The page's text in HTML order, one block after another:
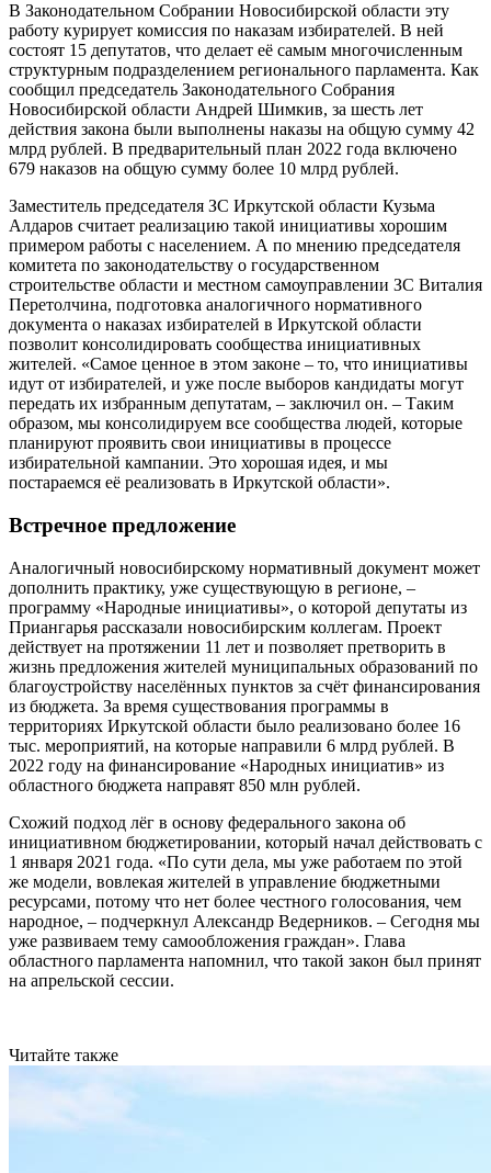
В Законодательном Собрании Новосибирской области эту
работу курирует комиссия по наказам избирателей. В ней
состоят 15 депутатов, что делает её самым многочисленным
структурным подразделением регионального парламента. Как
сообщил председатель Законодательного Собрания
Новосибирской области Андрей Шимкив, за шесть лет
действия закона были выполнены наказы на общую сумму 42
млрд рублей. В предварительный план 2022 года включено
679 наказов на общую сумму более 10 млрд рублей.
Заместитель председателя ЗС Иркутской области Кузьма
Алдаров считает реализацию такой инициативы хорошим
примером работы с населением. А по мнению председателя
комитета по законодательству о государственном
строительстве области и местном самоуправлении ЗС Виталия
Перетолчина, подготовка аналогичного нормативного
документа о наказах избирателей в Иркутской области
позволит консолидировать сообщества инициативных
жителей. «Самое ценное в этом законе – то, что инициативы
идут от избирателей, и уже после выборов кандидаты могут
передать их избранным депутатам, – заключил он. – Таким
образом, мы консолидируем все сообщества людей, которые
планируют проявить свои инициативы в процессе
избирательной кампании. Это хорошая идея, и мы
постараемся её реализовать в Иркутской области».
Встречное предложение
Аналогичный новосибирскому нормативный документ может
дополнить практику, уже существующую в регионе, –
программу «Народные инициативы», о которой депутаты из
Приангарья рассказали новосибирским коллегам. Проект
действует на протяжении 11 лет и позволяет претворить в
жизнь предложения жителей муниципальных образований по
благоустройству населённых пунктов за счёт финансирования
из бюджета. За время существования программы в
территориях Иркутской области было реализовано более 16
тыс. мероприятий, на которые направили 6 млрд рублей. В
2022 году на финансирование «Народных инициатив» из
областного бюджета направят 850 млн рублей.
Схожий подход лёг в основу федерального закона об
инициативном бюджетировании, который начал действовать с
1 января 2021 года. «По сути дела, мы уже работаем по этой
же модели, вовлекая жителей в управление бюджетными
ресурсами, потому что нет более честного голосования, чем
народное, – подчеркнул Александр Ведерников. – Сегодня мы
уже развиваем тему самообложения граждан». Глава
областного парламента напомнил, что такой закон был принят
на апрельской сессии.
Читайте также